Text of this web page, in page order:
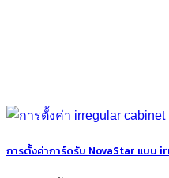
การตั้งค่าการ์ดรับ NovaStar แบบ